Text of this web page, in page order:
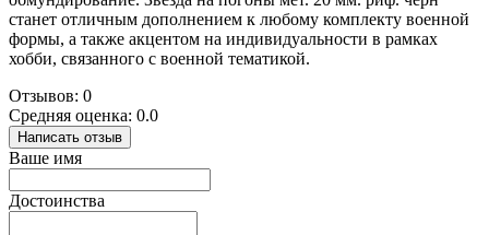
станет отличным дополнением к любому комплекту военной
формы, а также акцентом на индивидуальности в рамках
хобби, связанного с военной тематикой.
Отзывов: 0
Средняя оценка: 0.0
Написать отзыв
Ваше имя
Достоинства